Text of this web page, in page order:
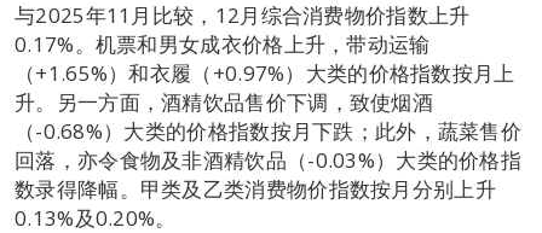
与2025年11月比较，12月综合消费物价指数上升
0.17%。机票和男女成衣价格上升，带动运输
（+1.65%）和衣履（+0.97%）大类的价格指数按月上
升。另一方面，酒精饮品售价下调，致使烟酒
（-0.68%）大类的价格指数按月下跌；此外，蔬菜售价
回落，亦令食物及非酒精饮品（-0.03%）大类的价格指
数录得降幅。甲类及乙类消费物价指数按月分别上升
0.13%及0.20%。